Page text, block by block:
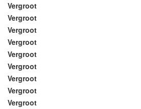
Vergroot
Vergroot
Vergroot
Vergroot
Vergroot
Vergroot
Vergroot
Vergroot
Vergroot